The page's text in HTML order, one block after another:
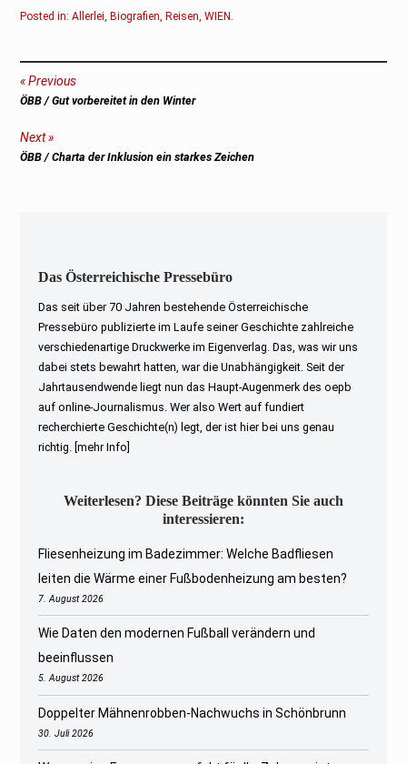
Posted in:Allerlei,Biografien,Reisen,WIEN.
Beitragsnavigation
Previous
Previous
ÖBB / Gut vorbereitet in den Winter
Next
Next
ÖBB / Charta der Inklusion ein starkes Zeichen
Das Österreichische Pressebüro
Das seit über 70 Jahren bestehende Österreichische
Pressebüro publizierte im Laufe seiner Geschichte zahlreiche
verschiedenartige Druckwerke im Eigenverlag. Das, was wir uns
dabei stets bewahrt hatten, war die Unabhängigkeit. Seit der
Jahrtausendwende liegt nun das Haupt-Augenmerk des oepb
auf online-Journalismus. Wer also Wert auf fundiert
recherchierte Geschichte(n) legt, der ist hier bei uns genau
richtig.
[mehr Info]
Weiterlesen? Diese Beiträge könnten Sie auch
interessieren:
Fliesenheizung im Badezimmer: Welche Badfliesen
leiten die Wärme einer Fußbodenheizung am besten?
7. August 2026
Wie Daten den modernen Fußball verändern und
beeinflussen
5. August 2026
Doppelter Mähnenrobben-Nachwuchs in Schönbrunn
30. Juli 2026